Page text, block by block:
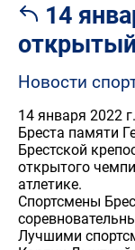
14
Новости
14 января 2022
Бреста памяти
Брестской
открытого
атлетике.
Спортсмены
Лучшими